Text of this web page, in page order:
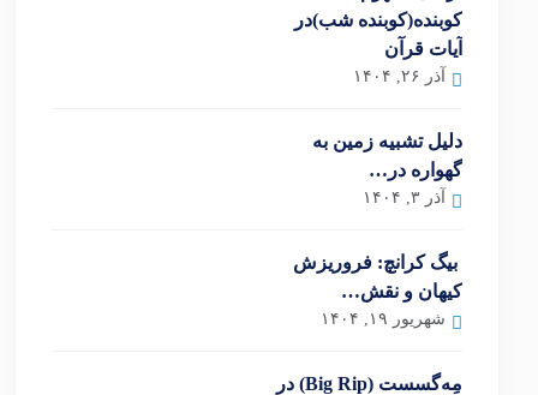
کوبنده(کوبنده شب)در
آیات قرآن
آذر ۲۶, ۱۴۰۴
دلیل تشبیه زمین به
گهواره در…
آذر ۳, ۱۴۰۴
بیگ کرانچ: فروریزش
کیهان و نقش…
شهریور ۱۹, ۱۴۰۴
مِه‌گسست (Big Rip) در